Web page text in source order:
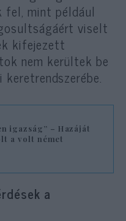
mint például
viselt
kifejezett
nem kerültek be
igazság” – Hazáját
a volt német
a